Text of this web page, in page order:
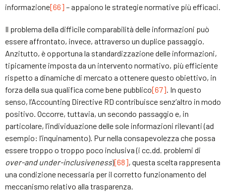
informazione[66] – appaiono le strategie normative più efficaci.
Il problema della difficile comparabilità delle informazioni può
essere affrontato, invece, attraverso un duplice passaggio.
Anzitutto, è opportuna la standardizzazione delle informazioni,
tipicamente imposta da un intervento normativo, più efficiente
rispetto a dinamiche di mercato a ottenere questo obiettivo, in
forza della sua qualifica come bene pubblico[67]. In questo
senso, l’Accounting Directive RD contribuisce senz’altro in modo
positivo. Occorre, tuttavia, un secondo passaggio e, in
particolare, l’individuazione delle sole informazioni rilevanti (ad
esempio: l’inquinamento). Pur nella consapevolezza che possa
essere troppo o troppo poco inclusiva (i cc.dd. problemi di
over-and under-inclusiveness)[68], questa scelta rappresenta
una condizione necessaria per il corretto funzionamento del
meccanismo relativo alla trasparenza.